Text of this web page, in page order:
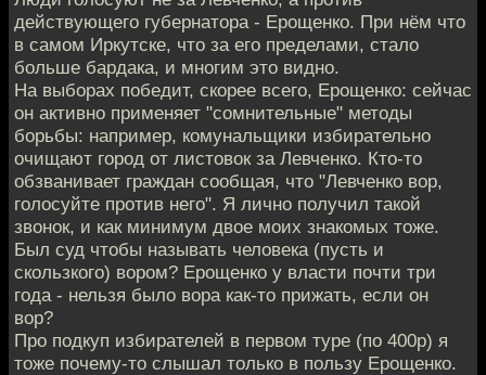
действующего губернатора - Ерощенко. При нём что
в самом Иркутске, что за его пределами, стало
больше бардака, и многим это видно.
На выборах победит, скорее всего, Ерощенко: сейчас
он активно применяет "сомнительные" методы
борьбы: например, комунальщики избирательно
очищают город от листовок за Левченко. Кто-то
обзванивает граждан сообщая, что "Левченко вор,
голосуйте против него". Я лично получил такой
звонок, и как минимум двое моих знакомых тоже.
Был суд чтобы называть человека (пусть и
скользкого) вором? Ерощенко у власти почти три
года - нельзя было вора как-то прижать, если он
вор?
Про подкуп избирателей в первом туре (по 400р) я
тоже почему-то слышал только в пользу Ерощенко.